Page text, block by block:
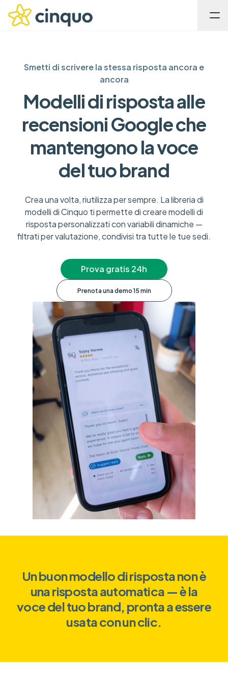
Smetti di scrivere la stessa risposta ancora e
ancora
Modelli di risposta alle
recensioni Google che
mantengono la voce
del tuo brand
Crea una volta, riutilizza per sempre. La libreria di
modelli di Cinquo ti permette di creare modelli di
risposta personalizzati con variabili dinamiche —
filtrati per valutazione, condivisi tra tutte le tue sedi.
Prova gratis 24h
Prenota una demo 15 min
Un buon modello di risposta non è
una risposta automatica — è la
voce del tuo brand, pronta a essere
usata con un clic.